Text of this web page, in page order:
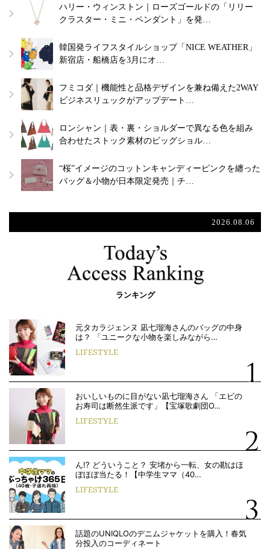
ハリー・ウィンストン｜ローズゴールドの「リリー
クラスター・ミニ・ペンダント」を発…
韓国発ライフスタイルショップ「NICE WEATHER」
新宿店・船橋店を3月にオ…
フミコダ｜機能性と品格デザインを兼ね備えた2WAY
ビジネスリュックがアップデート…
ロンシャン｜表・裏・ショルダーで異なる色を組み
合わせたストック素材のビッグショル…
“桜”イメージのコットンキャンディーピンクを纏った
バッグ＆小物が日本限定発売｜チ…
2026.08.06
ランキング
元タカラジェンヌ 凪七瑠海さんのバッグの中身
は？ 「ユニークな小物を楽しみながら…
LIFESTYLE
おいしいものに目がない凪七瑠海さん 「エビの
お寿司は断然生派です」【宝塚歌劇団O…
LIFESTYLE
ん!? どういうこと？ 安堵から一転、女の勘はほ
ぼほぼ当たる！【中学生ママ（40…
LIFESTYLE
話題のUNIQLOのデニムジャケットを購入！春気
分投入のコーディネート